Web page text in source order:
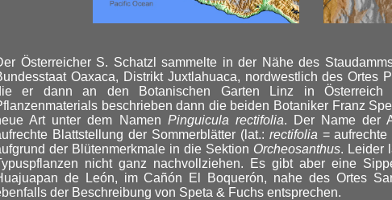
Österreicher S. Schatzl sammelte in der Nähe des
Oaxaca, Distrikt Juxtlahuaca, nordwestlich des Ortes
er dann an den Botanischen Garten Linz in Österreich
beschrieben dann die beiden Botaniker Franz
Art unter dem Namen Pinguicula rectifolia. Der Name der
Blattstellung der Sommerblätter (lat.: rectifolia = aufrechte
der Blütenmerkmale in die Sektion Orcheosanthus. Leider
nicht ganz nachvollziehen. Es gibt aber eine
de León, im Cañón El Boquerón, nahe des Ortes
der Beschreibung von Speta & Fuchs entsprechen.